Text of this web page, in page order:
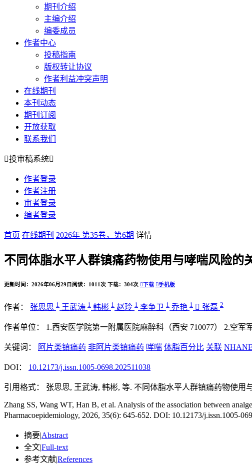
期刊介绍
主编介绍
编委成员
作者中心
投稿指南
版权转让协议
作者利益冲突声明
在线期刊
本刊动态
期刊订阅
开放获取
联系我们
投审稿系统
作者登录
作者注册
审者登录
编者登录
首页 在线期刊 2026年 第35卷，第6期 详情
不同体脂水平人群镇痛药物使用与哮喘风险的
更新时间：2026年06月29日 阅读：1011次 下载：304次 下载 手机版
作者： 张思思 1 王武涛 1 韩彬 1 赵玲 1 李争卫 1 乔艳 1  张磊 2
作者单位： 1.西安医学院第一附属医院麻醉科（西安 710077） 2.空军
关键词： 阿片类镇痛药 非阿片类镇痛药 哮喘 体脂百分比 关联
DOI： 10.12173/j.issn.1005-0698.202511038
引用格式： 张思思, 王武涛, 韩彬, 等. 不同体脂水平人群镇痛药物使用
Zhang SS, Wang WT, Han B, et al. Analysis of the association between
Pharmacoepidemiology, 2026, 35(6): 645-652. DOI: 10.12173/j.issn.1005-
摘要|Abstract
全文|Full-text
参考文献|References